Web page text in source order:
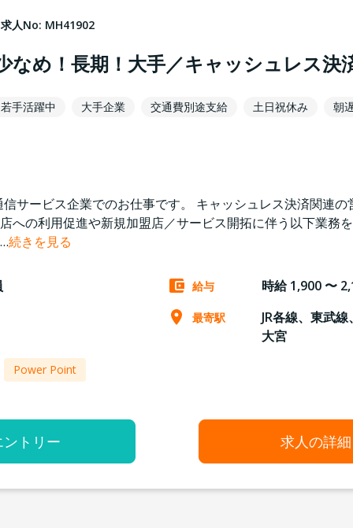
求人No: MH41902
なめ！長期！大手／キャッシュレス決
若手活躍中 大手企業 交通費別途支給 土日祝休み
朝
サービス企業でのお仕事です。 キャッシュレス決済関連の
店への利用促進や新規加盟店／サービス開拓に伴う以下業務
…続きを見る
給与 時給 1,900 〜
最寄駅
JR各線、東武
大宮
Power Point
トリー 求人の詳